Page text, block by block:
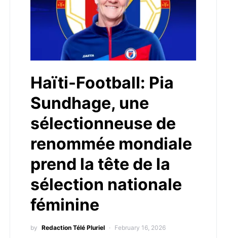
Haïti-Football: Pia
Sundhage, une
sélectionneuse de
renommée mondiale
prend la tête de la
sélection nationale
féminine
by Redaction Télé Pluriel February 16, 2026